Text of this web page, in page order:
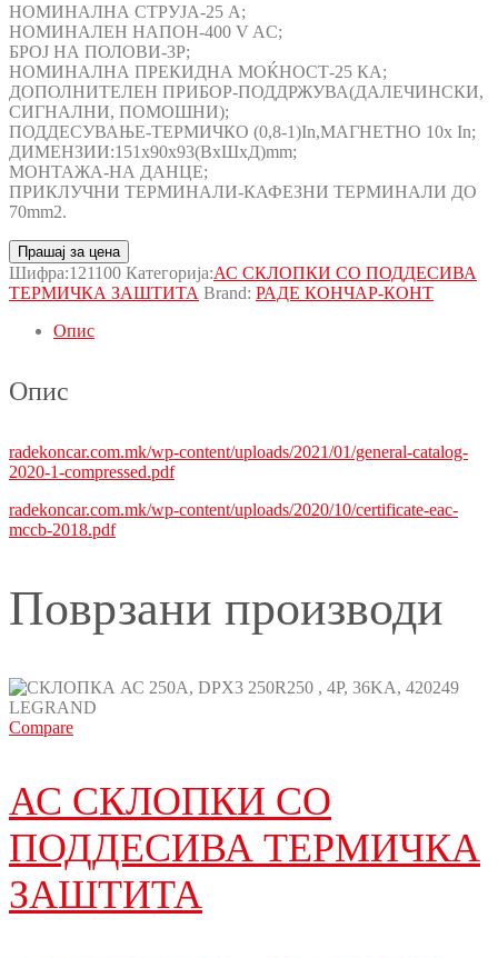
НОМИНАЛНА СТРУЈА-25 A;
НОМИНАЛЕН НАПОН-400 V AC;
БРОЈ НА ПОЛОВИ-3P;
НОМИНАЛНА ПРЕКИДНА МОЌНОСТ-25 КА;
ДОПОЛНИТЕЛЕН ПРИБОР-ПОДДРЖУВА(ДАЛЕЧИНСКИ,
СИГНАЛНИ, ПОМОШНИ);
ПОДДЕСУВАЊЕ-ТЕРМИЧКО (0,8-1)In,МАГНЕТНО 10x In;
ДИМЕНЗИИ:151x90x93(ВxШxД)mm;
МОНТАЖА-НА ДАНЦЕ;
ПРИКЛУЧНИ ТЕРМИНАЛИ-КАФЕЗНИ ТЕРМИНАЛИ ДО
70mm2.
Прашај за цена
Шифра:121100 Категорија:АС СКЛОПКИ СО ПОДДЕСИВА
ТЕРМИЧКА ЗАШТИТА Brand: РАДЕ КОНЧАР-КОНТ
Опис
Опис
radekoncar.com.mk/wp-content/uploads/2021/01/general-catalog-
2020-1-compressed.pdf
radekoncar.com.mk/wp-content/uploads/2020/10/certificate-eac-
mccb-2018.pdf
Поврзани производи
Compare
АС СКЛОПКИ СО
ПОДДЕСИВА ТЕРМИЧКА
ЗАШТИТА